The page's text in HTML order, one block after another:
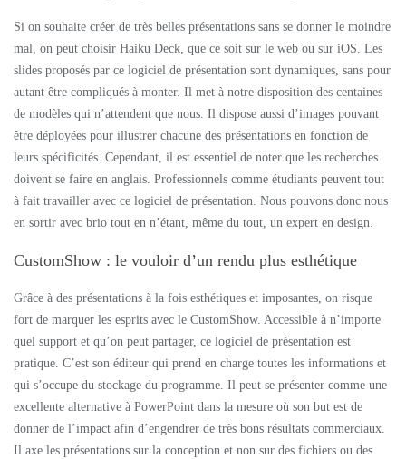
Si on souhaite créer de très belles présentations sans se donner le moindre
mal, on peut choisir Haiku Deck, que ce soit sur le web ou sur iOS. Les
slides proposés par ce logiciel de présentation sont dynamiques, sans pour
autant être compliqués à monter. Il met à notre disposition des centaines
de modèles qui n’attendent que nous. Il dispose aussi d’images pouvant
être déployées pour illustrer chacune des présentations en fonction de
leurs spécificités. Cependant, il est essentiel de noter que les recherches
doivent se faire en anglais. Professionnels comme étudiants peuvent tout
à fait travailler avec ce logiciel de présentation. Nous pouvons donc nous
en sortir avec brio tout en n’étant, même du tout, un expert en design.
CustomShow : le vouloir d’un rendu plus esthétique
Grâce à des présentations à la fois esthétiques et imposantes, on risque
fort de marquer les esprits avec le CustomShow. Accessible à n’importe
quel support et qu’on peut partager, ce logiciel de présentation est
pratique. C’est son éditeur qui prend en charge toutes les informations et
qui s’occupe du stockage du programme. Il peut se présenter comme une
excellente alternative à PowerPoint dans la mesure où son but est de
donner de l’impact afin d’engendrer de très bons résultats commerciaux.
Il axe les présentations sur la conception et non sur des fichiers ou des